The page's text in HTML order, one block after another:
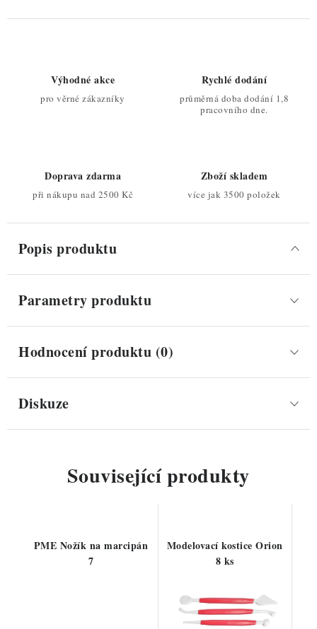
Výhodné akce
pro věrné zákazníky
Rychlé dodání
průměrná doba dodání 1,8
pracovního dne.
Doprava zdarma
při nákupu nad 2500 Kč
Zboží skladem
více jak 3500 položek
Popis produktu
Parametry produktu
Hodnocení produktu (0)
Diskuze
Související produkty
PME Nožík na marcipán
7
Modelovací kostice Orion
8 ks